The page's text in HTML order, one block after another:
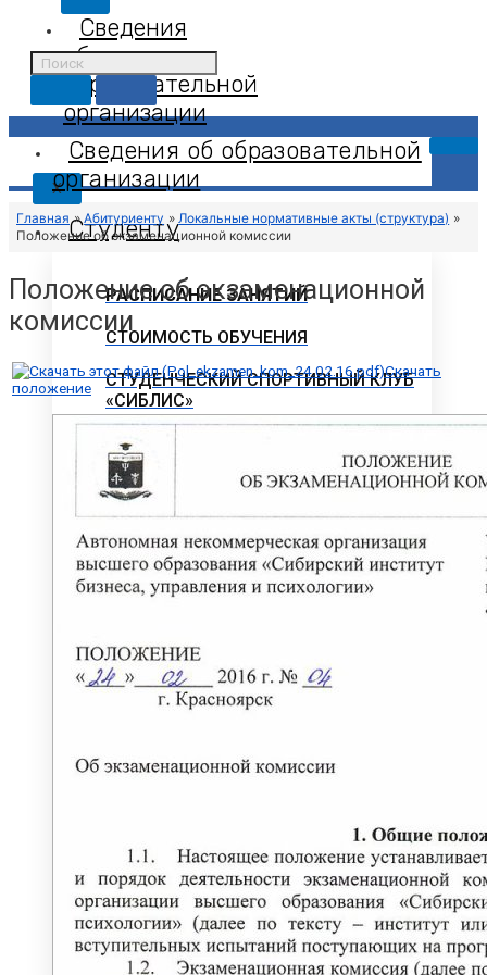
Сведения
об
образовательной
организации
X
Сведения об образовательной
организации
Студенту
РАСПИСАНИЕ ЗАНЯТИЙ
СТОИМОСТЬ ОБУЧЕНИЯ
СТУДЕНЧЕСКИЙ СПОРТИВНЫЙ КЛУБ
«СИБЛИС»
СТУДЕНЧЕСКАЯ ЖИЗНЬ
ОБЪЯВЛЕНИЯ
СВОДНЫЕ ГРАФИКИ УЧЕБНОГО
ПРОЦЕССА
ОБРАЗОВАТЕЛЬНАЯ СРЕДА
МЕТОДИЧЕСКИЙ КАБИНЕТ
Методические материалы
дополнительного образования
Рабочие программы
Рабочие программы практик
Объявления
Главная Абитуриенту
Локальные нормативные акты (структура)
Положение об экзаменационной комиссии
Положение об экзаменационной
комиссии
Скачать
положение